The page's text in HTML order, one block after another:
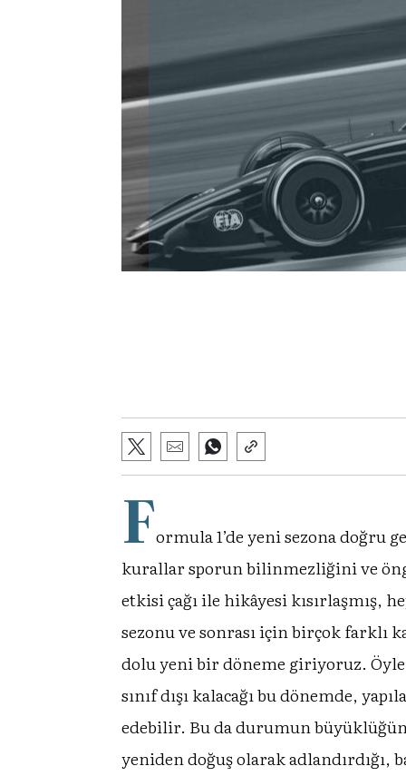
Formula 1’de yeni sezona doğru
kurallar sporun bilinmezliğini ve
etkisi çağı ile hikâyesi kısırlaşmış,
sezonu ve sonrası için birçok farklı
dolu yeni bir döneme giriyoruz.
sınıf dışı kalacağı bu dönemde,
edebilir. Bu da durumun
yeniden doğuş olarak adlandırdığı,